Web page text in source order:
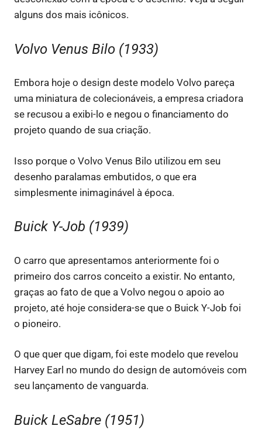
alguns dos mais icônicos.
Volvo Venus Bilo (1933)
Embora hoje o design deste modelo Volvo pareça
uma miniatura de colecionáveis, a empresa criadora
se recusou a exibi-lo e negou o financiamento do
projeto quando de sua criação.
Isso porque o Volvo Venus Bilo utilizou em seu
desenho paralamas embutidos, o que era
simplesmente inimaginável à época.
Buick Y-Job (1939)
O carro que apresentamos anteriormente foi o
primeiro dos carros conceito a existir. No entanto,
graças ao fato de que a Volvo negou o apoio ao
projeto, até hoje considera-se que o Buick Y-Job foi
o pioneiro.
O que quer que digam, foi este modelo que revelou
Harvey Earl no mundo do design de automóveis com
seu lançamento de vanguarda.
Buick LeSabre (1951)